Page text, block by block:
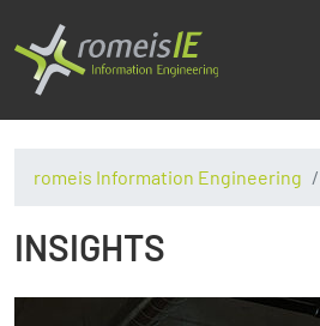
romeis Information Engineering
INSIGHTS